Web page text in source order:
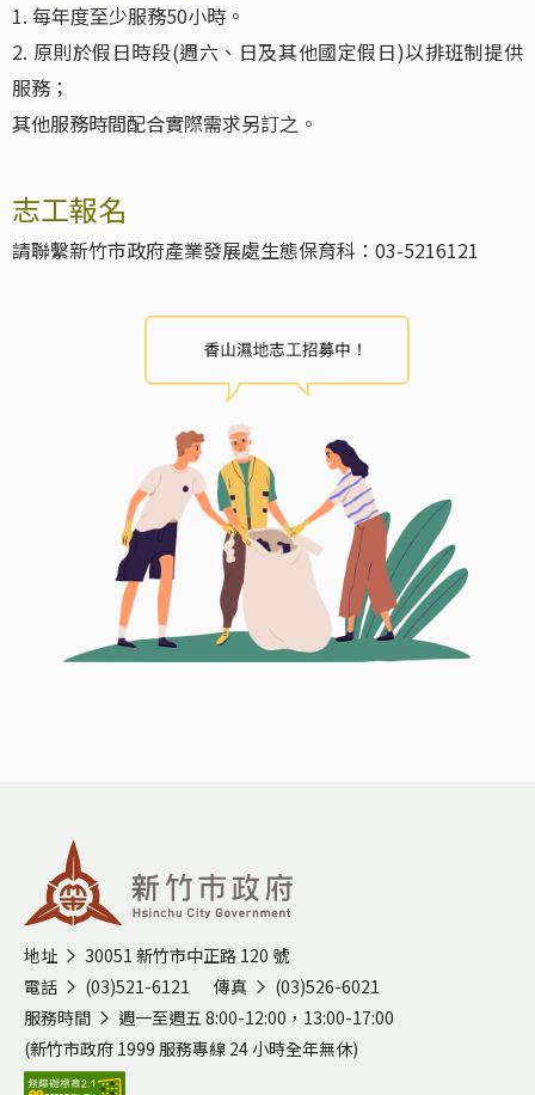
1. 每年度至少服務50小時。
2. 原則於假日時段(週六、日及其他國定假日)以排班制提供
服務；
其他服務時間配合實際需求另訂之。
志工報名
請聯繫新竹市政府產業發展處生態保育科：03-5216121
地址
30051 新竹市中正路 120 號
電話
(03)521-6121 傳真
(03)526-6021
服務時間
週一至週五 8:00-12:00，13:00-17:00
(新竹市政府 1999 服務專線 24 小時全年無休)